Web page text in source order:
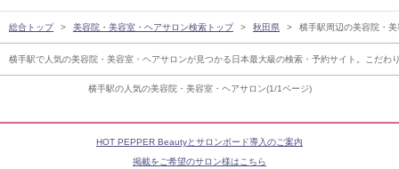
横手駅の人気の美容院・美容室・ヘアサロン(1/1ページ)
総合トップ 美容院・美容室・ヘアサロン検索トップ 秋田県 横手駅周辺の美容院・
横手駅で人気の美容院・美容室・ヘアサロンが見つかる日本最大級の検索・予約サイト。こだ
HOT PEPPER Beautyとサロンボード導入のご案内
掲載をご希望のサロン様はこちら